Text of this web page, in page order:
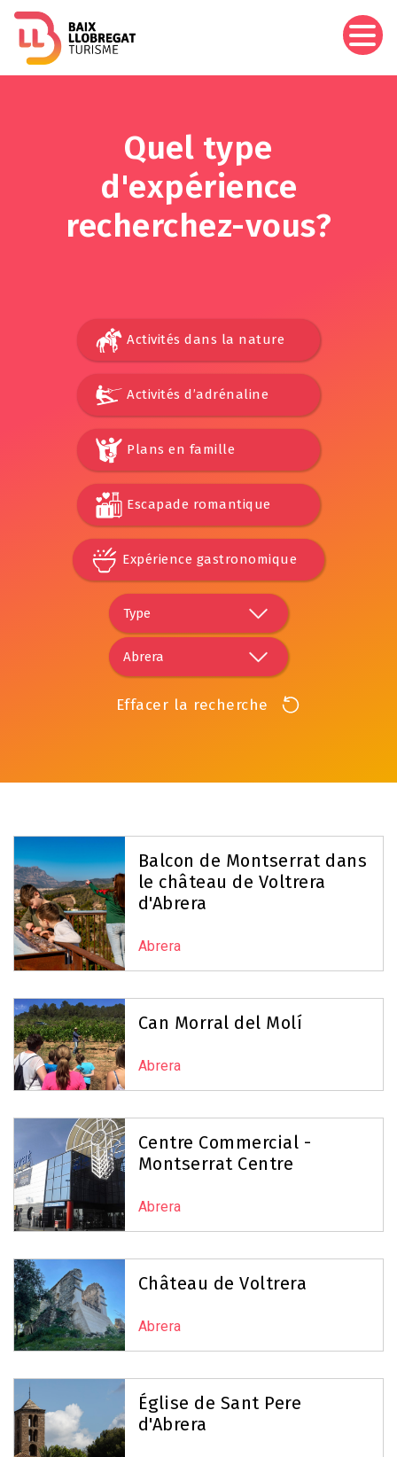
principal
Quel type
d'expérience
recherchez-vous?
Activités dans la nature
Activités d’adrénaline
Plans en famille
Escapade romantique
Expérience gastronomique
Effacer la recherche
Balcon de Montserrat dans
le château de Voltrera
d'Abrera
Abrera
Can Morral del Molí
Abrera
Centre Commercial -
Montserrat Centre
Abrera
Château de Voltrera
Abrera
Église de Sant Pere
d'Abrera